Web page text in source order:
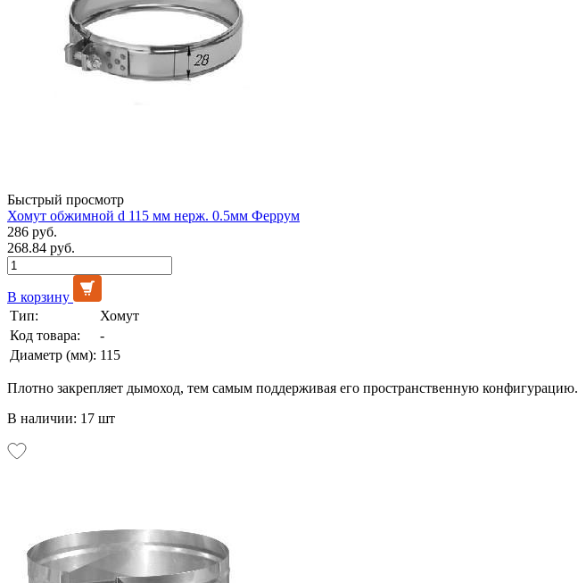
Быстрый просмотр
Хомут обжимной d 115 мм нерж. 0.5мм Феррум
286 руб.
268.84 руб.
В корзину
Тип:
Хомут
Код товара:
-
Диаметр (мм): 115
Плотно закрепляет дымоход, тем самым поддерживая его пространственную конфигурацию.
В наличии: 17 шт